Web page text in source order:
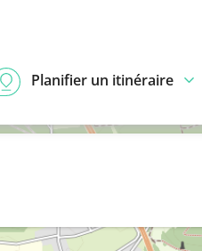
Planifier un itinéraire